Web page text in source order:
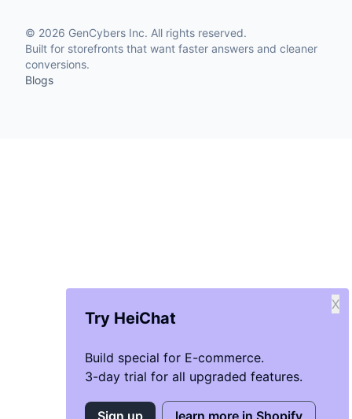
Try HeiChat
Build special for E-commerce.
3-day trial for all upgraded features.
X
Sign up learn more in Shopify
© 2026 GenCybers Inc. All rights reserved.
Built for storefronts that want faster answers and cleaner
conversions.
Blogs